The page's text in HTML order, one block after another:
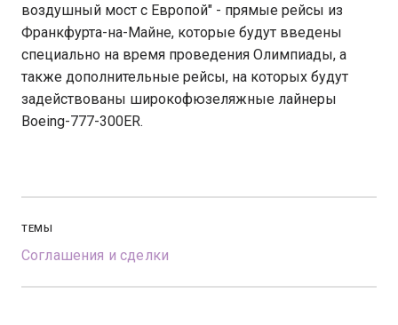
воздушный мост с Европой" - прямые рейсы из
Франкфурта-на-Майне, которые будут введены
специально на время проведения Олимпиады, а
также дополнительные рейсы, на которых будут
задействованы широкофюзеляжные лайнеры
Boeing-777-300ER.
ТЕМЫ
Соглашения и сделки